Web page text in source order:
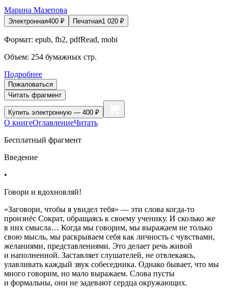
Марина Мазепова
Электронная400 ₽ Печатная1 020 ₽
Формат: epub, fb2, pdfRead, mobi
Объем: 254 бумажных стр.
Подробнее
Пожаловаться
Читать фрагмент
Купить электронную — 400 ₽
О книгеОглавлениеЧитать
Бесплатный фрагмент
Введение
•
Говори и вдохновляй!
«Заговори, чтобы я увидел тебя» — эти слова когда-то
произнёс Сократ, обращаясь к своему ученику. И сколько же
в них смысла… Когда мы говорим, мы выражаем не только
свою мысль, мы раскрываем себя как личность с чувствами,
желаниями, представлениями. Это делает речь живой
и наполненной. Заставляет слушателей, не отвлекаясь,
улавливать каждый звук собеседника. Однако бывает, что мы
много говорим, но мало выражаем. Слова пусты
и формальны, они не задевают сердца окружающих.